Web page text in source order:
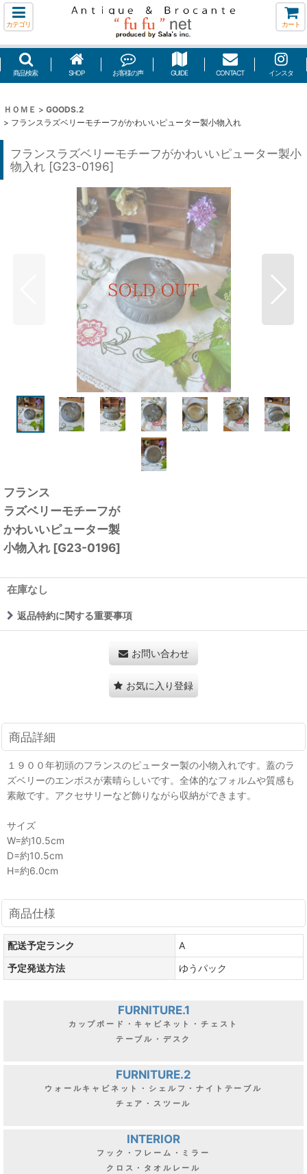
カテゴリ カート
商品検索 SHOP お客様の声 GUIDE CONTACT インスタ
ＨＯＭＥ > GOODS.2
> フランスラズベリーモチーフがかわいいピューター製小物入れ
フランスラズベリーモチーフがかわいいピューター製小
物入れ [G23-0196]
フランス
ラズベリーモチーフが
かわいいピューター製
小物入れ [G23-0196]
在庫なし
返品特約に関する重要事項
お問い合わせ
お気に入り登録
商品詳細
１９００年初頭のフランスのピューター製の小物入れです。蓋のラ
ズベリーのエンボスが素晴らしいです。全体的なフォルムや質感も
素敵です。アクセサリーなど飾りながら収納ができます。
サイズ
W=約10.5cm
D=約10.5cm
H=約6.0cm
商品仕様
配送予定ランク
A
予定発送方法
ゆうパック
FURNITURE.1
カップボード・キャビネット・チェスト
テーブル・デスク
FURNITURE.2
ウォールキャビネット・シェルフ・ナイトテーブル
チェア・スツール
INTERIOR
フック・フレーム・ミラー
クロス・タオルレール